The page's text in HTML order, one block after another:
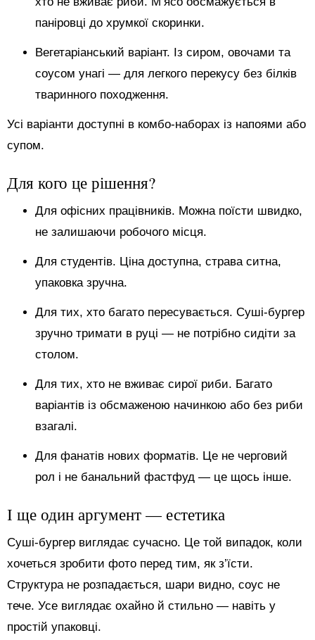
паніровці до хрумкої скоринки.
Вегетаріанський варіант. Із сиром, овочами та
соусом унагі — для легкого перекусу без білків
тваринного походження.
Усі варіанти доступні в комбо-наборах із напоями або
супом.
Для кого це рішення?
Для офісних працівників. Можна поїсти швидко,
не залишаючи робочого місця.
Для студентів. Ціна доступна, страва ситна,
упаковка зручна.
Для тих, хто багато пересувається. Суші-бургер
зручно тримати в руці — не потрібно сидіти за
столом.
Для тих, хто не вживає сирої риби. Багато
варіантів із обсмаженою начинкою або без риби
взагалі.
Для фанатів нових форматів. Це не черговий
рол і не банальний фастфуд — це щось інше.
І ще один аргумент — естетика
Суші-бургер виглядає сучасно. Це той випадок, коли
хочеться зробити фото перед тим, як з’їсти.
Структура не розпадається, шари видно, соус не
тече. Усе виглядає охайно й стильно — навіть у
простій упаковці.